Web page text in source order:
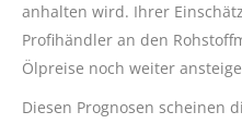
anhalten wird. Ihrer
Profihändler an den
Ölpreise noch weiter
Diesen Prognosen scheinen